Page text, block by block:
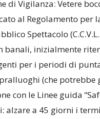
di Vigilanza: Vetere
al Regolamento per
Spettacolo
banali, inizialmente
per i periodi di
(che potrebbe
con le Linee guida
alzare a 45 giorni i